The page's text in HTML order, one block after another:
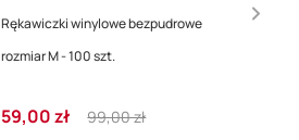
Rękawiczki winylowe bezpudrowe
rozmiar M - 100 szt.
Cena
promocyjna
59,00 zł
Regular
Price
99,00 zł